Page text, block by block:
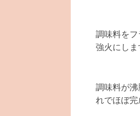
調味料を
強火にしま
調味料が
れでほぼ完